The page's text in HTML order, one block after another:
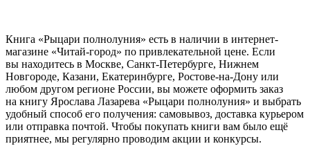
Книга «Рыцари полнолуния» есть в наличии в интернет-
магазине «Читай-город» по привлекательной цене. Если
вы находитесь в Москве, Санкт-Петербурге, Нижнем
Новгороде, Казани, Екатеринбурге, Ростове-на-Дону или
любом другом регионе России, вы можете оформить заказ
на книгу Ярослава Лазарева «Рыцари полнолуния» и выбрать
удобный способ его получения: самовывоз, доставка курьером
или отправка почтой. Чтобы покупать книги вам было ещё
приятнее, мы регулярно проводим акции и конкурсы.